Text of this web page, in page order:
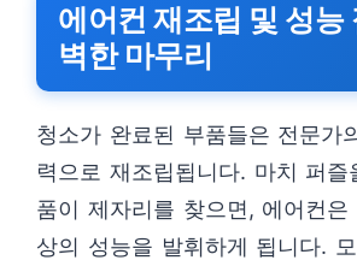
에어컨 재조립 및 성능
벽한 마무리
청소가 완료된 부품들은 전문가
력으로 재조립됩니다. 마치 퍼
품이 제자리를 찾으면, 에어컨
상의 성능을 발휘하게 됩니다.